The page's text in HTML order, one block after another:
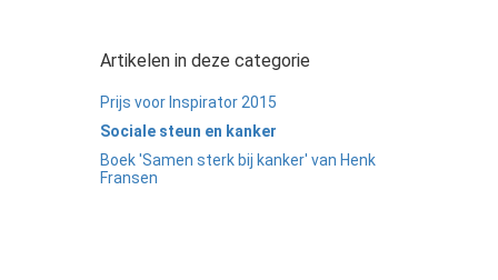
Artikelen in deze categorie
Prijs voor Inspirator 2015
Sociale steun en kanker
Boek 'Samen sterk bij kanker' van Henk
Fransen